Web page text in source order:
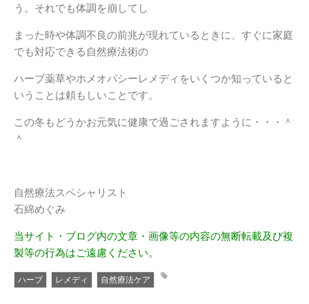
う。それでも体調を崩してし
まった時や体調不良の前兆が現れているときに、すぐに家庭
でも対応できる自然療法術の
ハーブ薬草やホメオパシーレメディをいくつか知っていると
いうことは頼もしいことです。
この冬もどうかお元気に健康で過ごされますように・・・＾
＾
自然療法スペシャリスト
石綿めぐみ
当サイト・ブログ内の文章・画像等の内容の無断転載及び複
製等の行為はご遠慮ください。
ハーブ レメディ 自然療法ケア